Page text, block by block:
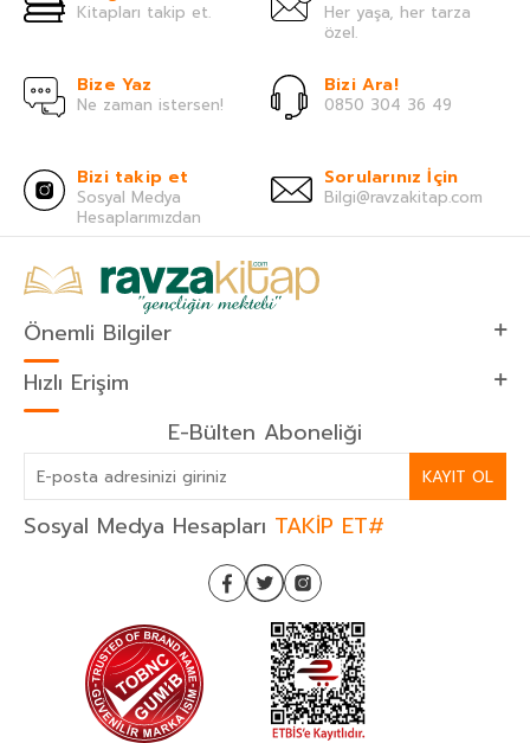
Kitapları takip et.
Her yaşa, her tarza
özel.
Bize Yaz
Ne zaman istersen!
Bizi Ara!
0850 304 36 49
Bizi takip et
Sosyal Medya
Hesaplarımızdan
Sorularınız İçin
Bilgi@ravzakitap.com
Önemli Bilgiler
Hızlı Erişim
E-Bülten Aboneliği
KAYIT OL
Sosyal Medya Hesapları TAKİP ET#